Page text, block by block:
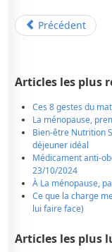
Précédent
Articles les plus
Ces 8 gestes du
La ménopause,
Bien-être Nutrition
déjeuner idéal
Médicament anti-
23/10/2024
À La ménopause,
Ce que la charge
lui faire face)
Articles les plus